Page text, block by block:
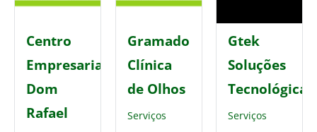
Centro
Empresarial
Dom
Rafael
Gramado
Clínica
de Olhos
Serviços
Gtek
Soluções
Tecnológicas
Serviços